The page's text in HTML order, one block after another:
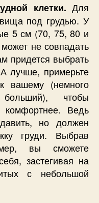
клетки. Для
под грудью. У
5 см (70, 75, 80 и
не совпадать
придется выбрать
лучше, примерьте
вашему (немного
чтобы
Ведь
но должен
груди. Выбрав
вы сможете
застегивая на
с небольшой